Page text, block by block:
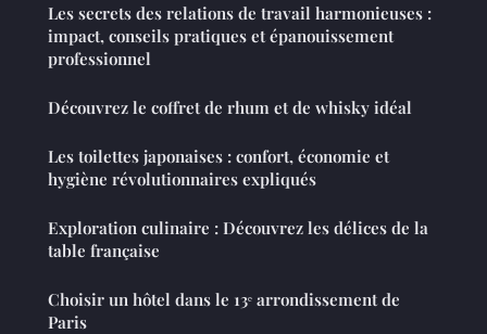
Les secrets des relations de travail harmonieuses :
impact, conseils pratiques et épanouissement
professionnel
Découvrez le coffret de rhum et de whisky idéal
Les toilettes japonaises : confort, économie et
hygiène révolutionnaires expliqués
Exploration culinaire : Découvrez les délices de la
table française
Choisir un hôtel dans le 13ᵉ arrondissement de
Paris